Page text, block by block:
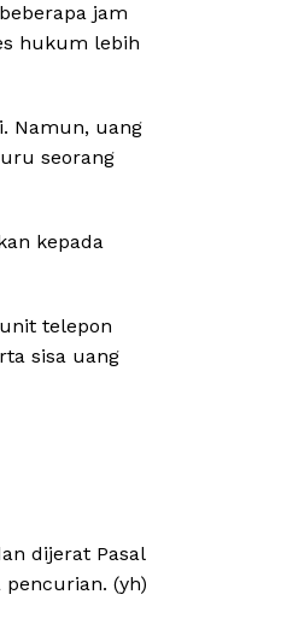
jam
hukum lebih
Namun, uang
seorang
kepada
telepon
sisa uang
dijerat Pasal
(yh)